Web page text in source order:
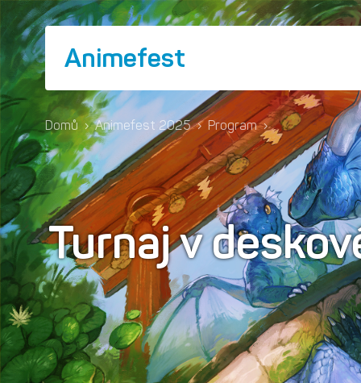
Animefest
Domů › Animefest 2025 › Program ›
Turnaj v